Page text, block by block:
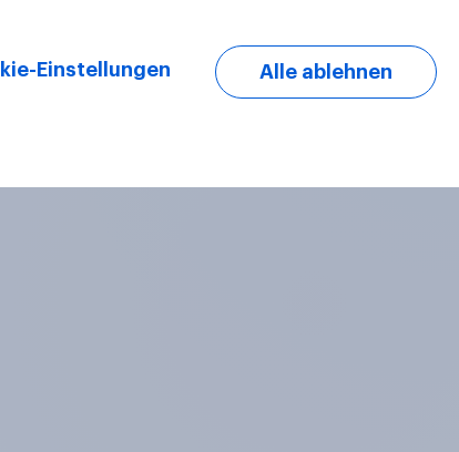
Einstellungen Alle ablehnen